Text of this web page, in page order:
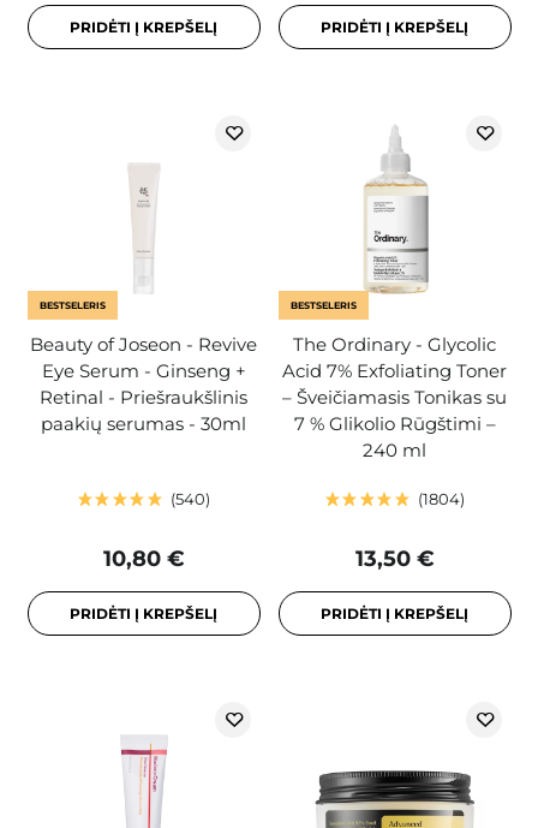
PRIDĖTI Į KREPŠELĮ PRIDĖTI Į KREPŠELĮ
BESTSELERIS
Beauty of Joseon - Revive
Eye Serum - Ginseng +
Retinal - Priešraukšlinis
paakių serumas - 30ml
540
10,80 €
PRIDĖTI Į KREPŠELĮ
BESTSELERIS
The Ordinary - Glycolic
Acid 7% Exfoliating Toner
– Šveičiamasis Tonikas su
7 % Glikolio Rūgštimi –
240 ml
1804
13,50 €
PRIDĖTI Į KREPŠELĮ